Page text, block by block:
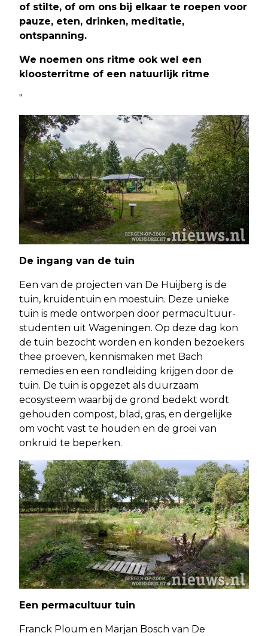
of stilte, of om ons bij elkaar te roepen voor
pauze, eten, drinken, meditatie,
ontspanning.
We noemen ons ritme ook wel een
kloosterritme of een natuurlijk ritme
"
De ingang van de tuin
Een van de projecten van De Huijberg is de
tuin, kruidentuin en moestuin. Deze unieke
tuin is mede ontworpen door permacultuur-
studenten uit Wageningen. Op deze dag kon
de tuin bezocht worden en konden bezoekers
thee proeven, kennismaken met Bach
remedies en een rondleiding krijgen door de
tuin. De tuin is opgezet als duurzaam
ecosysteem waarbij de grond bedekt wordt
gehouden compost, blad, gras, en dergelijke
om vocht vast te houden en de groei van
onkruid te beperken.
Een permacultuur tuin
Franck Ploum en Marjan Bosch van De